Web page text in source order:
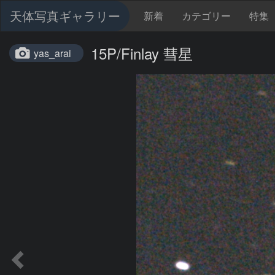
天体写真ギャラリー 新着 カテゴリー 特集
yas_arai 15P/Finlay 彗星